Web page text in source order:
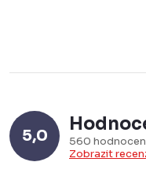
5,0
560
Zobrazit